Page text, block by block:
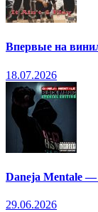
Впервые на
18.07.2026
Daneja Mentale —
29.06.2026